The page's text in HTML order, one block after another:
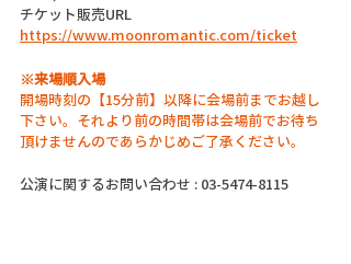
チケット販売URL
https://www.moonromantic.com/ticket
※来場順入場
開場時刻の【15分前】以降に会場前までお越し
下さい。それより前の時間帯は会場前でお待ち
頂けませんのであらかじめご了承ください。
公演に関するお問い合わせ : 03-5474-8115